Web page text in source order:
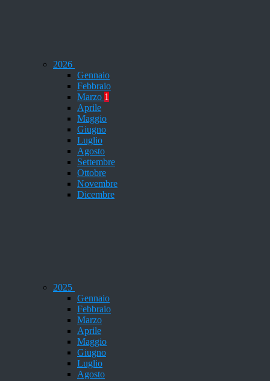
2026
Gennaio
Febbraio
Marzo 1
Aprile
Maggio
Giugno
Luglio
Agosto
Settembre
Ottobre
Novembre
Dicembre
2025
Gennaio
Febbraio
Marzo
Aprile
Maggio
Giugno
Luglio
Agosto